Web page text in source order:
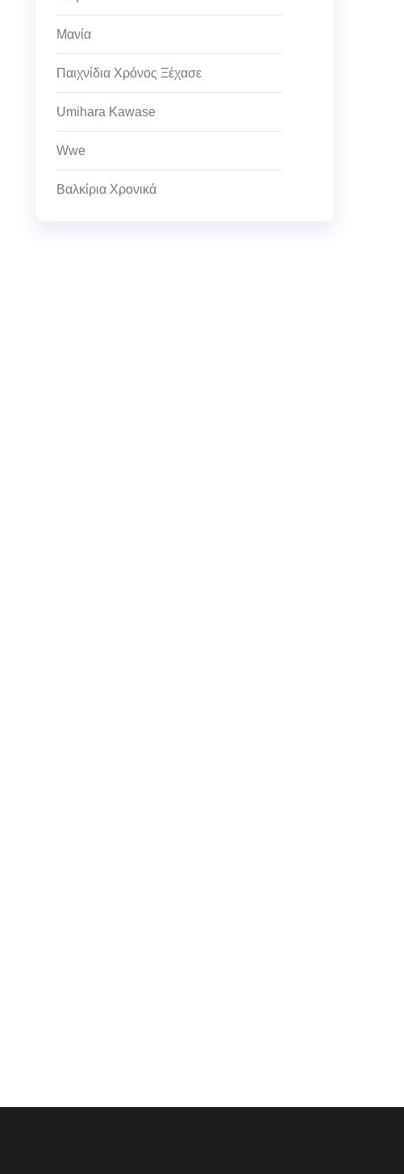
Μανία
Παιχνίδια Χρόνος Ξέχασε
Umihara Kawase
Wwe
Βαλκίρια Χρονικά